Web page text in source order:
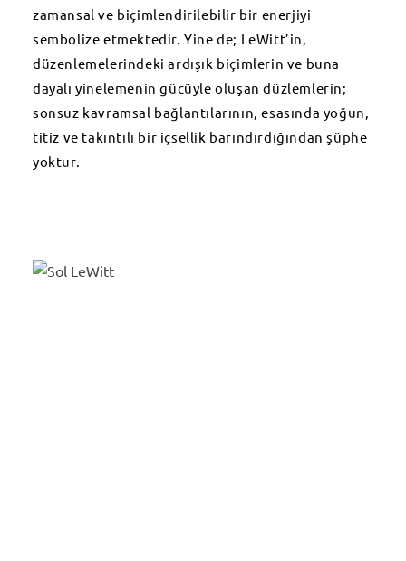
zamansal ve biçimlendirilebilir bir enerjiyi
sembolize etmektedir. Yine de; LeWitt’in,
düzenlemelerindeki ardışık biçimlerin ve buna
dayalı yinelemenin gücüyle oluşan düzlemlerin;
sonsuz kavramsal bağlantılarının, esasında yoğun,
titiz ve takıntılı bir içsellik barındırdığından şüphe
yoktur.